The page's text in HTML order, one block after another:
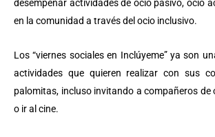
desempeñar actividades de ocio pasivo, ocio
en la comunidad a través del ocio inclusivo.
Los “viernes sociales en Inclúyeme” ya son
actividades que quieren realizar con sus
palomitas, incluso invitando a compañeros
o ir al cine.